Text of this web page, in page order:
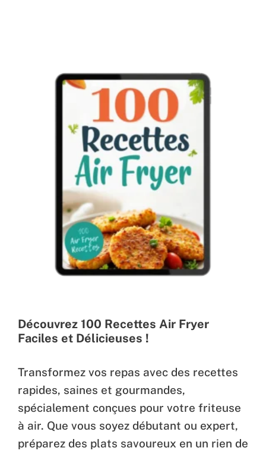
Découvrez 100 Recettes Air Fryer
Faciles et Délicieuses !
Transformez vos repas avec des recettes
rapides, saines et gourmandes,
spécialement conçues pour votre friteuse
à air. Que vous soyez débutant ou expert,
préparez des plats savoureux en un rien de